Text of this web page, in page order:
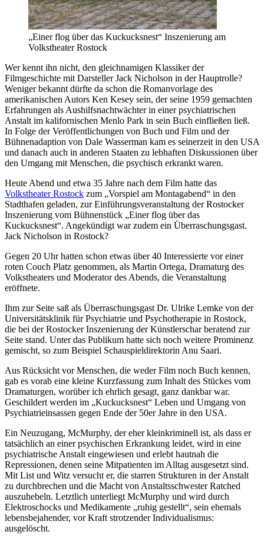
„Einer flog über das Kuckucksnest“ Inszenierung am
Volkstheater Rostock
Wer kennt ihn nicht, den gleichnamigen Klassiker der
Filmgeschichte mit Darsteller Jack Nicholson in der Hauptrolle?
Weniger bekannt dürfte da schon die Romanvorlage des
amerikanischen Autors Ken Kesey sein, der seine 1959 gemachten
Erfahrungen als Aushilfsnachtwächter in einer psychiatrischen
Anstalt im kalifornischen Menlo Park in sein Buch einfließen ließ.
In Folge der Veröffentlichungen von Buch und Film und der
Bühnenadaption von Dale Wasserman kam es seinerzeit in den USA
und danach auch in anderen Staaten zu lebhaften Diskussionen über
den Umgang mit Menschen, die psychisch erkrankt waren.
Heute Abend und etwa 35 Jahre nach dem Film hatte das
Volkstheater Rostock zum „Vorspiel am Montagabend“ in den
Stadthafen geladen, zur Einführungsveranstaltung der Rostocker
Inszenierung vom Bühnenstück „Einer flog über das
Kuckucksnest“. Angekündigt war zudem ein Überraschungsgast.
Jack Nicholson in Rostock?
Gegen 20 Uhr hatten schon etwas über 40 Interessierte vor einer
roten Couch Platz genommen, als Martin Ortega, Dramaturg des
Volkstheaters und Moderator des Abends, die Veranstaltung
eröffnete.
Ihm zur Seite saß als Überraschungsgast Dr. Ulrike Lemke von der
Universitätsklinik für Psychiatrie und Psychotherapie in Rostock,
die bei der Rostocker Inszenierung der Künstlerschar beratend zur
Seite stand. Unter das Publikum hatte sich noch weitere Prominenz
gemischt, so zum Beispiel Schauspieldirektorin Anu Saari.
Aus Rücksicht vor Menschen, die weder Film noch Buch kennen,
gab es vorab eine kleine Kurzfassung zum Inhalt des Stückes vom
Dramaturgen, worüber ich ehrlich gesagt, ganz dankbar war.
Geschildert werden im „Kuckucksnest“ Leben und Umgang von
Psychiatrieinsassen gegen Ende der 50er Jahre in den USA.
Ein Neuzugang, McMurphy, der eher kleinkriminell ist, als dass er
tatsächlich an einer psychischen Erkrankung leidet, wird in eine
psychiatrische Anstalt eingewiesen und erlebt hautnah die
Repressionen, denen seine Mitpatienten im Alltag ausgesetzt sind.
Mit List und Witz versucht er, die starren Strukturen in der Anstalt
zu durchbrechen und die Macht von Anstaltsschwester Ratched
auszuhebeln. Letztlich unterliegt McMurphy und wird durch
Elektroschocks und Medikamente „ruhig gestellt“, sein ehemals
lebensbejahender, vor Kraft strotzender Individualismus:
ausgelöscht.